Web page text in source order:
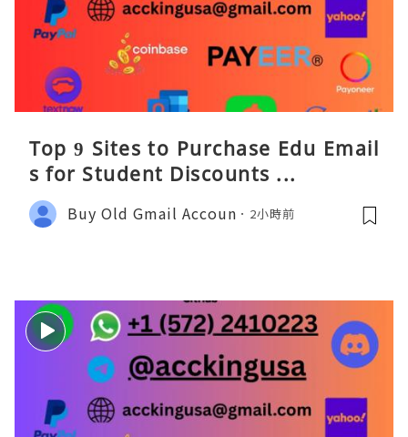
Top 9 Sites to Purchase Edu Email
s for Student Discounts ...
Buy Old Gmail Accoun 2小時前